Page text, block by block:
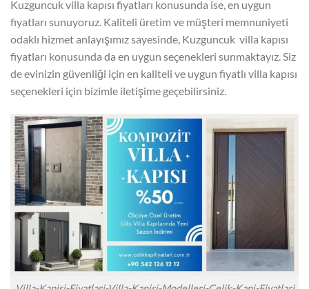
Kuzguncuk villa kapısı fiyatları konusunda ise, en uygun
fiyatları sunuyoruz. Kaliteli üretim ve müşteri memnuniyeti
odaklı hizmet anlayışımız sayesinde, Kuzguncuk villa kapısı
fiyatları konusunda da en uygun seçenekleri sunmaktayız. Siz
de evinizin güvenliği için en kaliteli ve uygun fiyatlı villa kapısı
seçenekleri için bizimle iletişime geçebilirsiniz.